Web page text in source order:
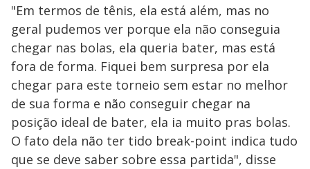
"Em termos de tênis, ela está além, mas no
geral pudemos ver porque ela não conseguia
chegar nas bolas, ela queria bater, mas está
fora de forma. Fiquei bem surpresa por ela
chegar para este torneio sem estar no melhor
de sua forma e não conseguir chegar na
posição ideal de bater, ela ia muito pras bolas.
O fato dela não ter tido break-point indica tudo
que se deve saber sobre essa partida", disse